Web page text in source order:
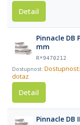
Detail
Pinnacle DB
mm
R*9470212
dotaz
Detail
Pinnacle DB